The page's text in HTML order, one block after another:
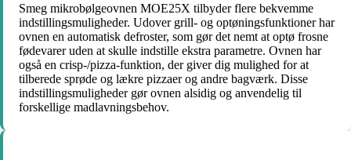
Smeg mikrobølgeovnen MOE25X tilbyder flere bekvemme
indstillingsmuligheder. Udover grill- og optøningsfunktioner har
ovnen en automatisk defroster, som gør det nemt at optø frosne
fødevarer uden at skulle indstille ekstra parametre. Ovnen har
også en crisp-/pizza-funktion, der giver dig mulighed for at
tilberede sprøde og lækre pizzaer og andre bagværk. Disse
indstillingsmuligheder gør ovnen alsidig og anvendelig til
forskellige madlavningsbehov.